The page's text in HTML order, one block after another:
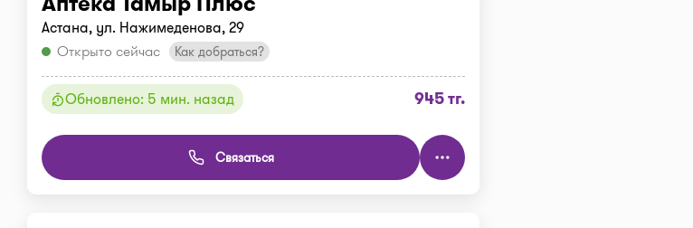
Астана, ул. Нажимеденова, 29
Открыто сейчас
Как добраться?
Обновлено: 5 мин. назад 945 тг.
Связаться